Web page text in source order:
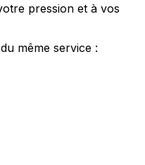
pression et à vos
même service :